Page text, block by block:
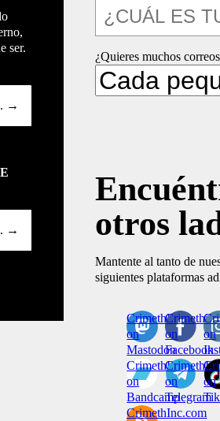
ser.
→
→
¿Quieres muchos
otros
Mantente al tanto de
siguientes plataformas
CrimethInc.
on
Mastodon
on
Facebook
on
CrimethInc.
on
Bandcamp
on
Telegram
on
CrimethInc.com